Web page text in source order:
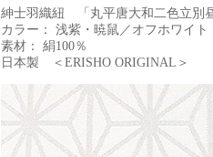
紳士羽織紐 「丸平唐大和二色立別
カラー： 浅紫・暁鼠／オフホワイト
素材： 絹100％
日本製 ＜ERISHO ORIGINAL＞